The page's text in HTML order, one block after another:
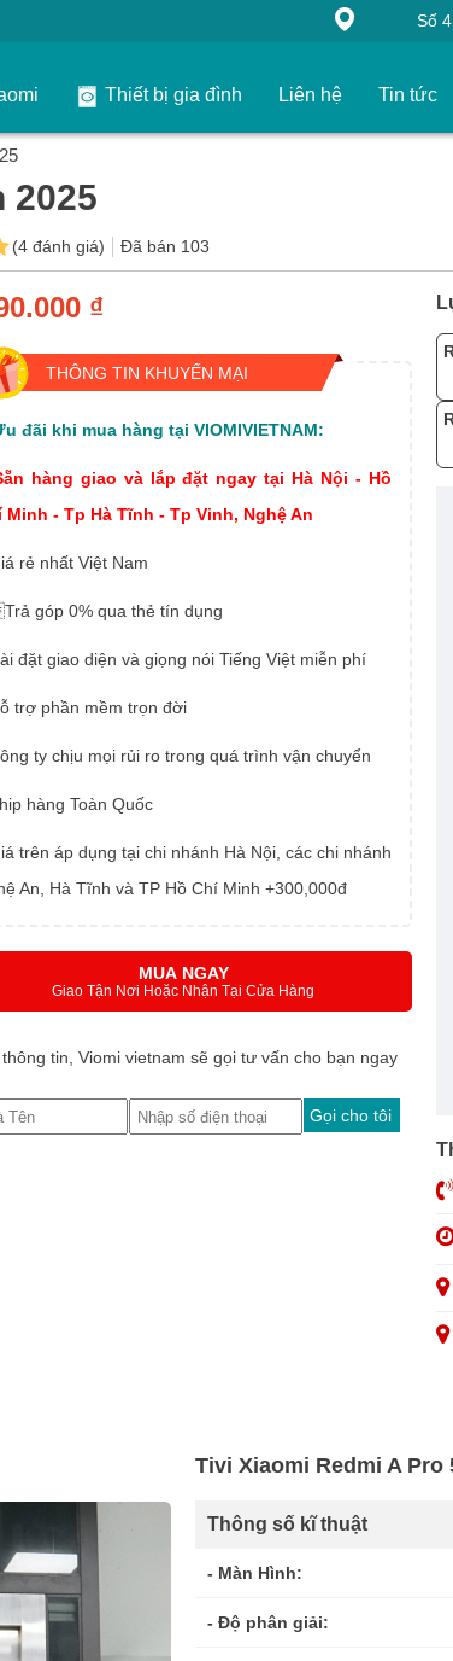
Số 41
Thiết bị gia đình Liên hệ Tin tức
2025
(4 đánh giá) Đã bán 103
₫
THÔNG TIN KHUYẾN MẠI
đãi khi mua hàng tại VIOMIVIETNAM:
hàng giao và lắp đặt ngay tại Hà Nội - Hồ
Minh - Tp Hà Tĩnh - Tp Vinh, Nghệ An
rẻ nhất Việt Nam
góp 0% qua thẻ tín dụng
đặt giao diện và giọng nói Tiếng Việt miễn phí
trợ phần mềm trọn đời
ty chịu mọi rủi ro trong quá trình vận chuyển
hàng Toàn Quốc
trên áp dụng tại chi nhánh Hà Nội, các chi nhánh
An, Hà Tĩnh và TP Hồ Chí Minh +300,000đ
MUA NGAY
Giao Tận Nơi Hoặc Nhận Tại Cửa Hàng
tin, Viomi vietnam sẽ gọi tư vấn cho bạn ngay
Gọi cho tôi
Tivi Xiaomi Redmi A Pro
Thông số kĩ thuật
- Màn Hình:
- Độ phân giải: